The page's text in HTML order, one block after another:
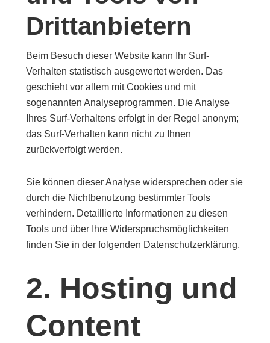
Drittanbietern
Beim Besuch dieser Website kann Ihr Surf-
Verhalten statistisch ausgewertet werden. Das
geschieht vor allem mit Cookies und mit
sogenannten Analyseprogrammen. Die Analyse
Ihres Surf-Verhaltens erfolgt in der Regel anonym;
das Surf-Verhalten kann nicht zu Ihnen
zurückverfolgt werden.
Sie können dieser Analyse widersprechen oder sie
durch die Nichtbenutzung bestimmter Tools
verhindern. Detaillierte Informationen zu diesen
Tools und über Ihre Widerspruchsmöglichkeiten
finden Sie in der folgenden Datenschutzerklärung.
2. Hosting und
Content